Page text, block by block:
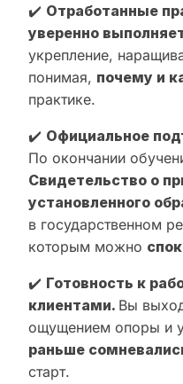
✔️ Отработанные
уверенно
укрепление,
понимая, почему и
практике.
✔️ Официальное
По окончании
Свидетельство о
установленного
в государственном
которым можно
✔️ Готовность к
клиентами. Вы
ощущением опоры и
раньше
старт.